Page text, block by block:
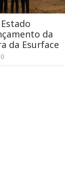
da
da Esurface
0